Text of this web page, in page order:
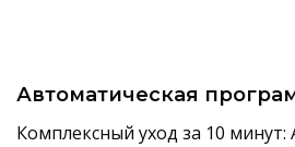
Автоматическая
Комплексный уход за 10